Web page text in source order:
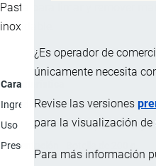
¿Es operador de
únicamente necesita
Revise las versiones
para la visualización de
Para más información
Pasta para limar y remover
inoxidable.
Característica
Ingredientes
Mezcla de gorduras
Uso
Pasta para limar y
Presentación